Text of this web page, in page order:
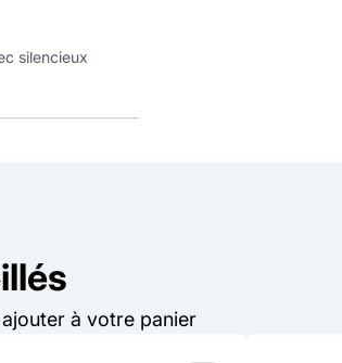
silencieux
à votre panier